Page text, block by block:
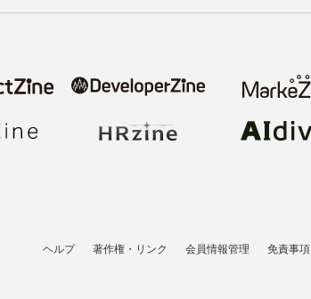
ヘルプ 著作権・リンク 会員情報管理 免責事項